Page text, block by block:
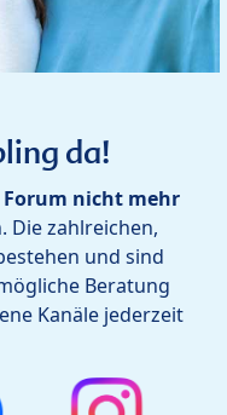
da!
Forum nicht mehr
Die zahlreichen,
und sind
Beratung
Kanäle jederzeit